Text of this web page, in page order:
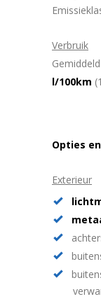
Verbruik
l/100km
Opties
Exterieur